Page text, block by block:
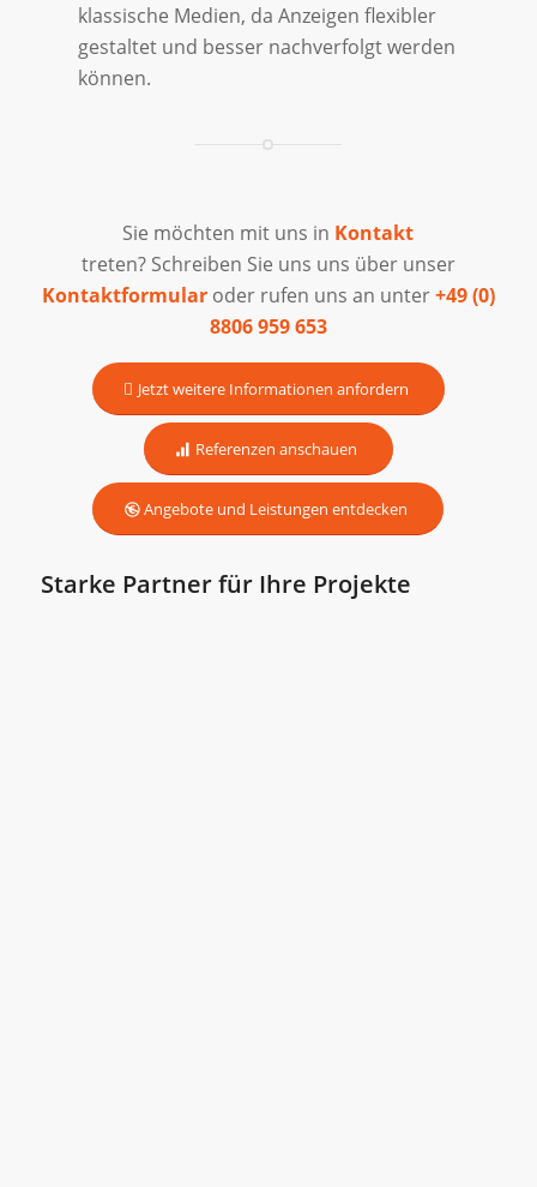
klassische Medien, da Anzeigen flexibler
gestaltet und besser nachverfolgt werden
können.
Sie möchten mit uns in Kontakt
treten? Schreiben Sie uns uns über unser
Kontaktformular oder rufen uns an unter+49 (0)
8806 959 653
Jetzt weitere Informationen anfordern
Referenzen anschauen
Angebote und Leistungen entdecken
Starke Partner für Ihre Projekte